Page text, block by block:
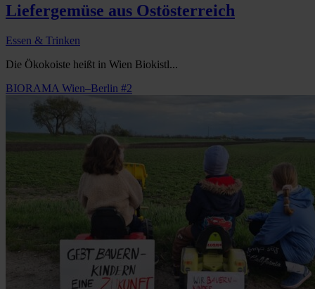
Liefergemüse aus Ostösterreich
Essen & Trinken
Die Ökokoiste heißt in Wien Biokistl...
BIORAMA Wien–Berlin #2